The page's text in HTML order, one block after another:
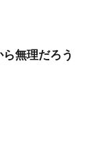
無理だろう